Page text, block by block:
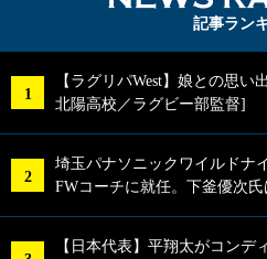
記事ラン
【ラグリパWest】娘との思
北陽高校／ラグビー部監督]
埼玉パナソニックワイルドナ
FWコーチに就任。下釜優次
【日本代表】平翔太がコン